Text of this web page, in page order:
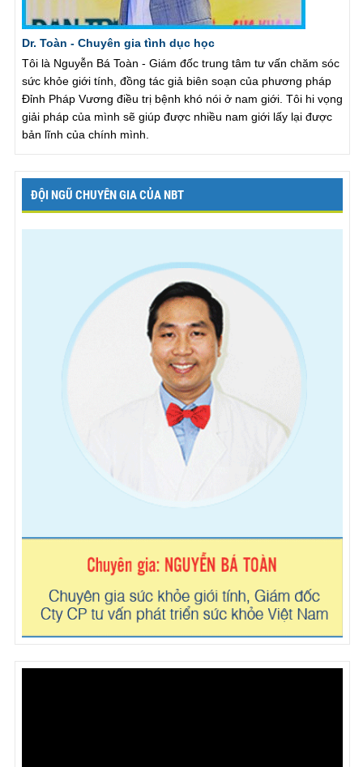
Dr. Toàn - Chuyên gia tình dục học
Tôi là Nguyễn Bá Toàn - Giám đốc trung tâm tư vấn chăm sóc
sức khỏe giới tính, đồng tác giả biên soạn của phương pháp
Đỉnh Pháp Vương điều trị bệnh khó nói ở nam giới. Tôi hi vọng
giải pháp của mình sẽ giúp được nhiều nam giới lấy lại được
bản lĩnh của chính mình.
ĐỘI NGŨ CHUYÊN GIA CỦA NBT